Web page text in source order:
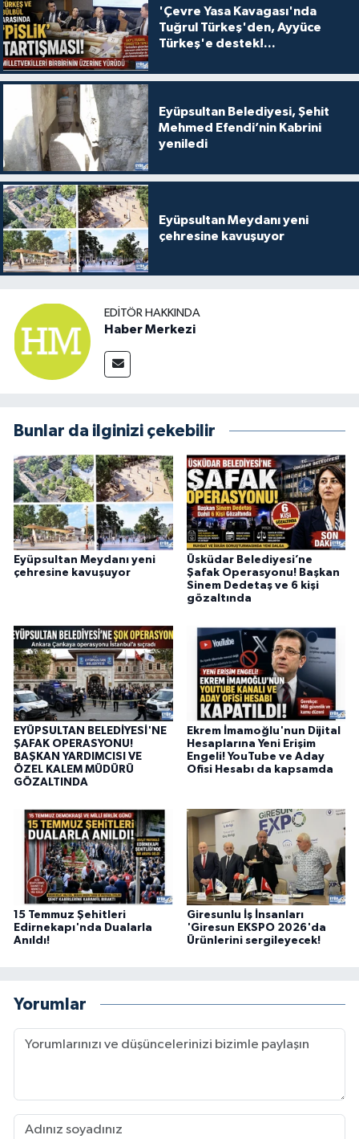
'Çevre Yasa Kavagası'nda
Tuğrul Türkeş'den, Ayyüce
Türkeş'e destek!...
Eyüpsultan Belediyesi, Şehit
Mehmed Efendi’nin Kabrini
yeniledi
Eyüpsultan Meydanı yeni
çehresine kavuşuyor
EDITÖR HAKKINDA
Haber Merkezi
Bunlar da ilginizi çekebilir
Eyüpsultan Meydanı yeni
çehresine kavuşuyor
Üsküdar Belediyesi’ne
Şafak Operasyonu! Başkan
Sinem Dedetaş ve 6 kişi
gözaltında
EYÜPSULTAN BELEDİYESİ'NE
ŞAFAK OPERASYONU!
BAŞKAN YARDIMCISI VE
ÖZEL KALEM MÜDÜRÜ
GÖZALTINDA
Ekrem İmamoğlu'nun Dijital
Hesaplarına Yeni Erişim
Engeli! YouTube ve Aday
Ofisi Hesabı da kapsamda
15 Temmuz Şehitleri
Edirnekapı'nda Dualarla
Anıldı!
Giresunlu İş İnsanları
'Giresun EKSPO 2026'da
Ürünlerini sergileyecek!
Yorumlar